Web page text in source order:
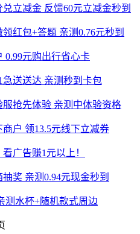
立减金 反馈60元立减金秒到
红包+答题 亲测0.76元秒到
0.99元购出行省心卡
急送送达 亲测秒到卡包
服抢先体验 亲测中体验资格
户 领13.5元线下立减券
广告赚1元以上！
奖 亲测0.94元现金秒到
测水杯+随机款式周边